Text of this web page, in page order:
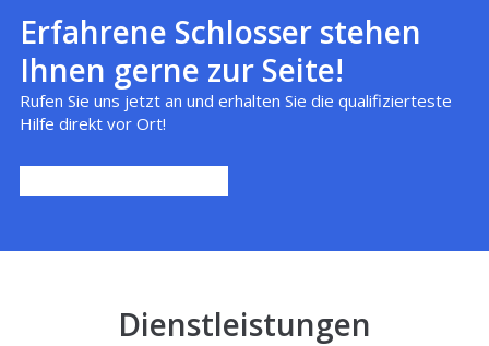
Erfahrene Schlosser stehen
Ihnen gerne zur Seite!
Rufen Sie uns jetzt an und erhalten Sie die qualifizierteste
Hilfe direkt vor Ort!
Dienstleistungen